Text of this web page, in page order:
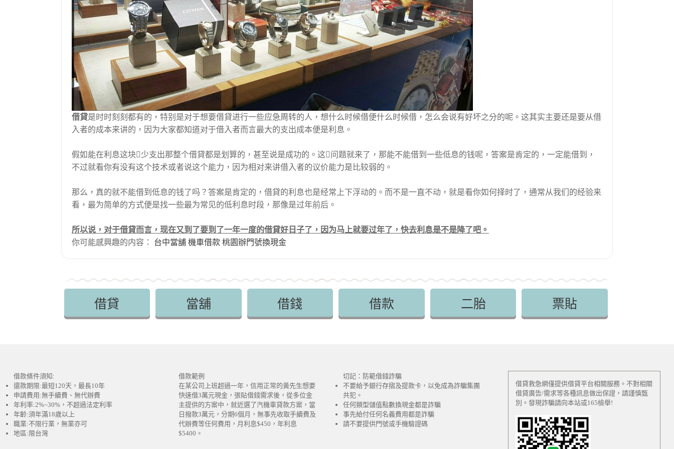
借貸是时时刻刻都有的，特别是对于想要借貸进行一些应急周转的人，想什么时候借便什么时候借，怎么会说有好坏之分的呢。这其实主要还是要从借
入者的成本来讲的，因为大家都知道对于借入者而言最大的支出成本便是利息。
假如能在利息这块少支出那整个借貸都是划算的，甚至说是成功的。这问题就来了，那能不能借到一些低息的钱呢，答案是肯定的，一定能借到，
不过就看你有没有这个技术或者说这个能力，因为相对来讲借入者的议价能力是比较弱的。
那么，真的就不能借到低息的钱了吗？答案是肯定的，借貸的利息也是经常上下浮动的。而不是一直不动，就是看你如何择时了，通常从我们的经验来
看，最为简单的方式便是找一些最为常见的低利息时段，那像是过年前后。
所以说，对于借貸而言，现在又到了要到了一年一度的借貸好日子了，因为马上就要过年了，快去利息是不是降了吧。
你可能感興趣的内容： 台中當舖 機車借款 桃園辦門號換現金
借貸 當舖 借錢 借款 二胎 票貼
借款條件須知:
還款期限:最短120天，最長10年
申請費用:無手續費、無代辦費
年利率:2%~30%，不超過法定利率
年齡:須年滿18歲以上
職業:不限行業，無業亦可
地區:限台灣
借款範例
在某公司上班超過一年，信用正常的黃先生想要
快速借3萬元現金，張貼借錢需求後，從多位金
主提供的方案中，就近選了汽機車貸款方案，當
日撥款3萬元，分期6個月，無事先收取手續費及
代辦費等任何費用，月利息$450，年利息
$5400。
切記：防範借錢詐騙
不要給予銀行存摺及提款卡，以免成為詐騙集團
共犯。
任何類型儲值點數換現金都是詐騙
事先給付任何名義費用都是詐騙
請不要提供門號或手機驗證碼
借貸救急網僅提供借貸平台相關服務。不對相關
借貸廣告/需求等各種訊息做出保證，請謹慎甄
別。發現詐騙請向本站或165檢舉!